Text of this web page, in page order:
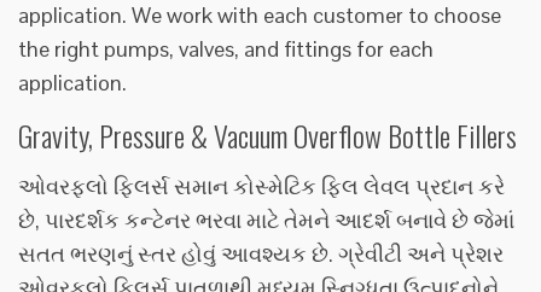
application. We work with each customer to choose
the right pumps, valves, and fittings for each
application.
Gravity, Pressure & Vacuum Overflow Bottle Fillers
ઓવરફ્લો ફિલર્સ સમાન કોસ્મેટિક ફિલ લેવલ પ્રદાન કરે
છે, પારદર્શક કન્ટેનર ભરવા માટે તેમને આદર્શ બનાવે છે જેમાં
સતત ભરણનું સ્તર હોવું આવશ્યક છે. ગ્રેવીટી અને પ્રેશર